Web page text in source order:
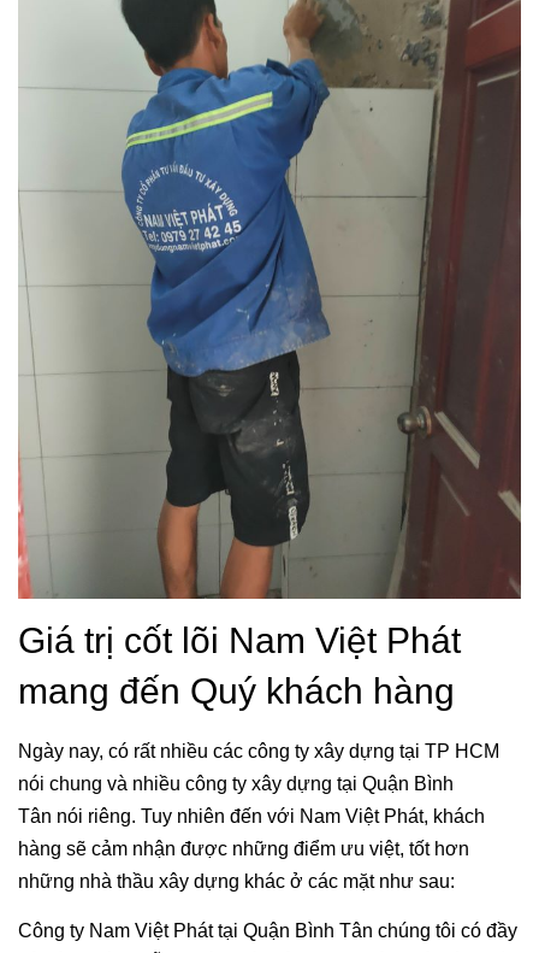
Giá trị cốt lõi Nam Việt Phát
mang đến Quý khách hàng
Ngày nay, có rất nhiều các công ty xây dựng tại TP HCM
nói chung và nhiều công ty xây dựng tại Quận Bình
Tân nói riêng. Tuy nhiên đến với Nam Việt Phát, khách
hàng sẽ cảm nhận được những điểm ưu việt, tốt hơn
những nhà thầu xây dựng khác ở các mặt như sau:
Công ty Nam Việt Phát tại Quận Bình Tân chúng tôi có đầy